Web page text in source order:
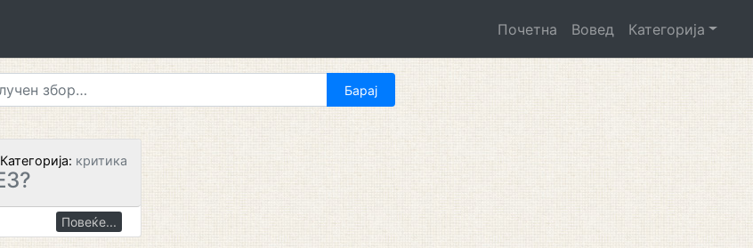
Почетна Вовед Категорија
Категорија: критика
Повеќе...